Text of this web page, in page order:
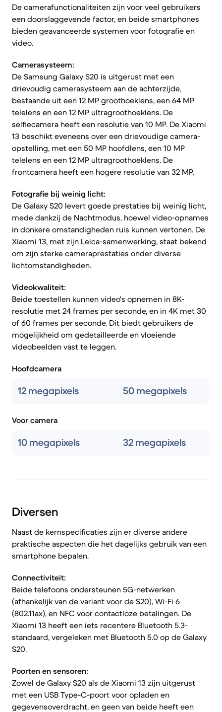
De camerafunctionaliteiten zijn voor veel gebruikers
een doorslaggevende factor, en beide smartphones
bieden geavanceerde systemen voor fotografie en
video.
Camerasysteem:
De Samsung Galaxy S20 is uitgerust met een
drievoudig camerasysteem aan de achterzijde,
bestaande uit een 12 MP groothoeklens, een 64 MP
telelens en een 12 MP ultragroothoeklens. De
selfiecamera heeft een resolutie van 10 MP. De Xiaomi
13 beschikt eveneens over een drievoudige camera-
opstelling, met een 50 MP hoofdlens, een 10 MP
telelens en een 12 MP ultragroothoeklens. De
frontcamera heeft een hogere resolutie van 32 MP.
Fotografie bij weinig licht:
De Galaxy S20 levert goede prestaties bij weinig licht,
mede dankzij de Nachtmodus, hoewel video-opnames
in donkere omstandigheden ruis kunnen vertonen. De
Xiaomi 13, met zijn Leica-samenwerking, staat bekend
om zijn sterke cameraprestaties onder diverse
lichtomstandigheden.
Videokwaliteit:
Beide toestellen kunnen video's opnemen in 8K-
resolutie met 24 frames per seconde, en in 4K met 30
of 60 frames per seconde. Dit biedt gebruikers de
mogelijkheid om gedetailleerde en vloeiende
videobeelden vast te leggen.
Hoofdcamera
12 megapixels 50 megapixels
Voor camera
10 megapixels 32 megapixels
Diversen
Naast de kernspecificaties zijn er diverse andere
praktische aspecten die het dagelijks gebruik van een
smartphone bepalen.
Connectiviteit:
Beide telefoons ondersteunen 5G-netwerken
(afhankelijk van de variant voor de S20), Wi-Fi 6
(802.11ax), en NFC voor contactloze betalingen. De
Xiaomi 13 heeft een iets recentere Bluetooth 5.3-
standaard, vergeleken met Bluetooth 5.0 op de Galaxy
S20.
Poorten en sensoren:
Zowel de Galaxy S20 als de Xiaomi 13 zijn uitgerust
met een USB Type-C-poort voor opladen en
gegevensoverdracht, en geen van beide heeft een